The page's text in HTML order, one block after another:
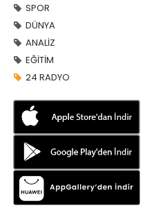
SPOR
DÜNYA
ANALİZ
EĞİTİM
24 RADYO